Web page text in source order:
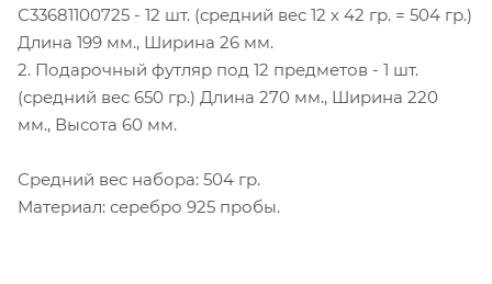
С33681100725 - 12 шт. (средний вес 12 х 42 гр. = 504 гр.)
Длина 199 мм., Ширина 26 мм.
2. Подарочный футляр под 12 предметов - 1 шт.
(средний вес 650 гр.) Длина 270 мм., Ширина 220
мм., Высота 60 мм.
Средний вес набора: 504 гр.
Материал: серебро 925 пробы.